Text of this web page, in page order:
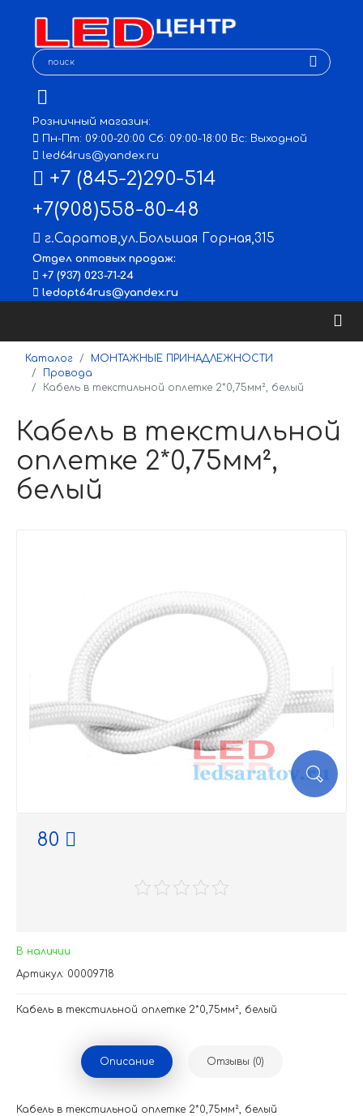
Розничный магазин:
Пн-Пт: 09:00-20:00 Сб: 09:00-18:00 Вс: Выходной
led64rus@yandex.ru
+7 (845-2)290-514
+7(908)558-80-48
г.Саратов,ул.Большая Горная,315
Отдел оптовых продаж:
+7 (937) 023-71-24
ledopt64rus@yandex.ru
Каталог
МОНТАЖНЫЕ ПРИНАДЛЕЖНОСТИ
Провода
Кабель в текстильной оплетке 2*0,75мм², белый
Кабель в текстильной
оплетке 2*0,75мм²,
белый
80
В наличии
Артикул: 00009718
Кабель в текстильной оплетке 2*0,75мм², белый
Описание Отзывы (0)
Кабель в текстильной оплетке 2*0,75мм², белый